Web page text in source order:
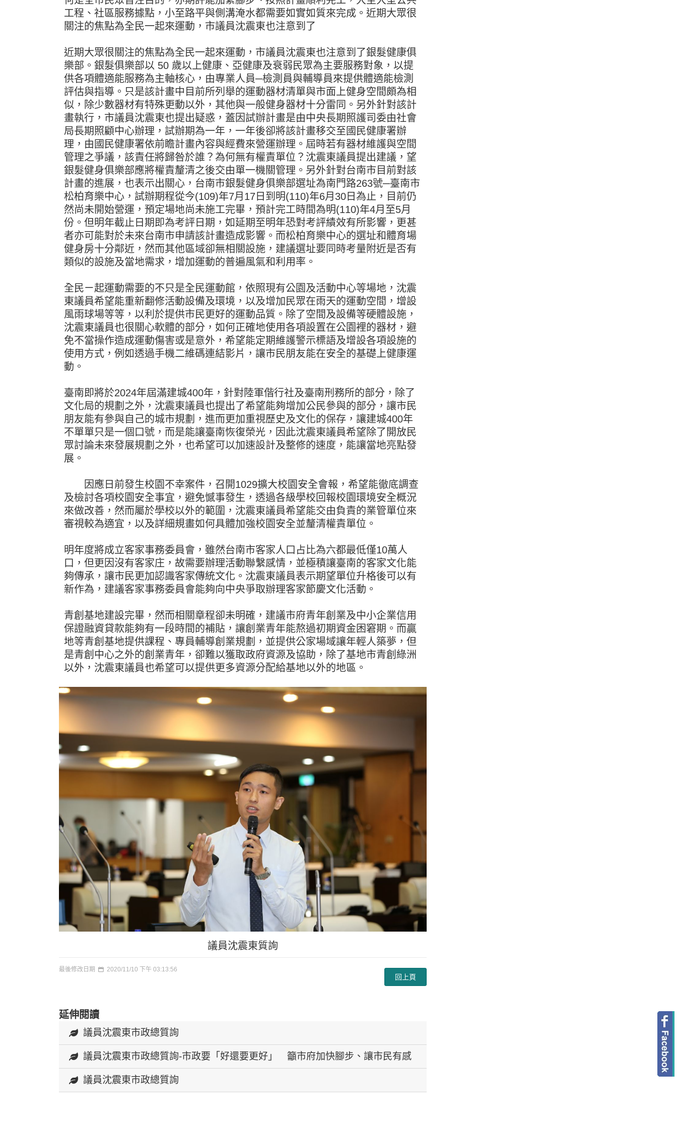
工程、社區服務據點，小至路平與側溝淹水都需要如實如質來完成。近期大眾很
關注的焦點為全民一起來運動，市議員沈震東也注意到了
近期大眾很關注的焦點為全民一起來運動，市議員沈震東也注意到了銀髮健康俱
樂部。銀髮俱樂部以 50 歲以上健康、亞健康及衰弱民眾為主要服務對象，以提
供各項體適能服務為主軸核心，由專業人員─檢測員與輔導員來提供體適能檢測
評估與指導。只是該計畫中目前所列舉的運動器材清單與市面上健身空間頗為相
似，除少數器材有特殊更動以外，其他與一般健身器材十分雷同。另外針對該計
畫執行，市議員沈震東也提出疑惑，蓋因試辦計畫是由中央長期照護司委由社會
局長期照顧中心辦理，試辦期為一年，一年後卻將該計畫移交至國民健康署辦
理，由國民健康署依前瞻計畫內容與經費來營運辦理。屆時若有器材維護與空間
管理之爭議，該責任將歸咎於誰？為何無有權責單位？沈震東議員提出建議，望
銀髮健身俱樂部應將權責釐清之後交由單一機關管理。另外針對台南市目前對該
計畫的進展，也表示出關心，台南市銀髮健身俱樂部選址為南門路263號─臺南市
松柏育樂中心，試辦期程從今(109)年7月17日到明(110)年6月30日為止，目前仍
然尚未開始營運，預定場地尚未施工完畢，預計完工時間為明(110)年4月至5月
份。但明年截止日期即為考評日期，如延期至明年恐對考評績效有所影響，更甚
者亦可能對於未來台南市申請該計畫造成影響。而松柏育樂中心的選址和體育場
健身房十分鄰近，然而其他區域卻無相關設施，建議選址要同時考量附近是否有
類似的設施及當地需求，增加運動的普遍風氣和利用率。
全民ㄧ起運動需要的不只是全民運動館，依照現有公園及活動中心等場地，沈震
東議員希望能重新翻修活動設備及環境，以及增加民眾在雨天的運動空間，增設
風雨球場等等，以利於提供市民更好的運動品質。除了空間及設備等硬體設施，
沈震東議員也很關心軟體的部分，如何正確地使用各項設置在公園裡的器材，避
免不當操作造成運動傷害或是意外，希望能定期維護警示標語及增設各項設施的
使用方式，例如透過手機二維碼連結影片，讓市民朋友能在安全的基礎上健康運
動。
臺南即將於2024年屆滿建城400年，針對陸軍偕行社及臺南刑務所的部分，除了
文化局的規劃之外，沈震東議員也提出了希望能夠增加公民參與的部分，讓市民
朋友能有參與自己的城市規劃，進而更加重視歷史及文化的保存，讓建城400年
不單單只是一個口號，而是能讓臺南恢復榮光，因此沈震東議員希望除了開放民
眾討論未來發展規劃之外，也希望可以加速設計及整修的速度，能讓當地亮點發
展。
因應日前發生校園不幸案件，召開1029擴大校園安全會報，希望能徹底調查
及檢討各項校園安全事宜，避免憾事發生，透過各級學校回報校園環境安全概況
來做改善，然而屬於學校以外的範圍，沈震東議員希望能交由負責的業管單位來
審視較為適宜，以及詳細規畫如何具體加強校園安全並釐清權責單位。
明年度將成立客家事務委員會，雖然台南市客家人口占比為六都最低僅10萬人
口，但更因沒有客家庄，故需要辦理活動聯繫感情，並極積讓臺南的客家文化能
夠傳承，讓市民更加認識客家傳統文化。沈震東議員表示期望單位升格後可以有
新作為，建議客家事務委員會能夠向中央爭取辦理客家節慶文化活動。
青創基地建設完畢，然而相關章程卻未明確，建議市府青年創業及中小企業信用
保證融資貸款能夠有一段時間的補貼，讓創業青年能熬過初期資金困窘期。而贏
地等青創基地提供課程、專員輔導創業規劃，並提供公家場域讓年輕人築夢，但
是青創中心之外的創業青年，卻難以獲取政府資源及協助，除了基地市青創綠洲
以外，沈震東議員也希望可以提供更多資源分配給基地以外的地區。
議員沈震東質詢
最後修改日期 2020/11/10 下午 03:13:56
回上頁
延伸閱讀
議員沈震東市政總質詢
議員沈震東市政總質詢-市政要「好還要更好」 籲市府加快腳步、讓市民有感
議員沈震東市政總質詢